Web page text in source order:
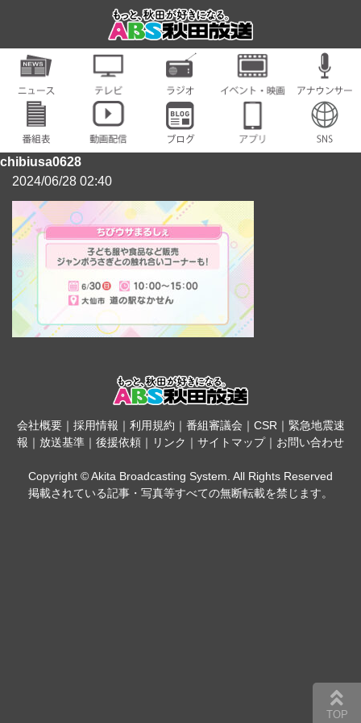
chibiusa0628
2024/06/28 02:40
会社概要｜ 採用情報 ｜ 利用規約 ｜ 番組審議会 ｜ CSR｜ 緊急地震速
報 ｜ 放送基準 ｜ 後援依頼 ｜ リンク ｜ サイトマップ｜ お問い合わせ
Copyright © Akita Broadcasting System. All Rights Reserved
掲載されている記事・写真等すべての無断転載を禁じます。